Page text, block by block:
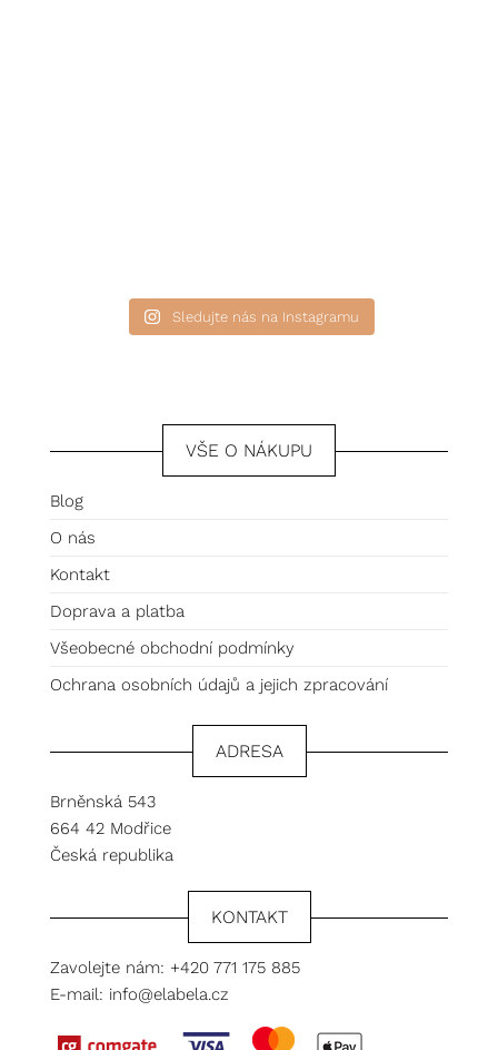
Sledujte nás na Instagramu
VŠE O NÁKUPU
Blog
O nás
Kontakt
Doprava a platba
Všeobecné obchodní podmínky
Ochrana osobních údajů a jejich zpracování
ADRESA
Brněnská 543
664 42 Modřice
Česká republika
KONTAKT
Zavolejte nám: +420 771 175 885
E-mail: info@elabela.cz